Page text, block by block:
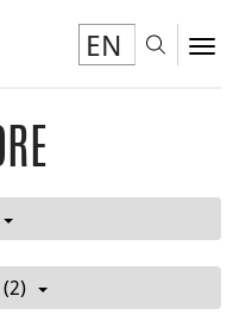
EN